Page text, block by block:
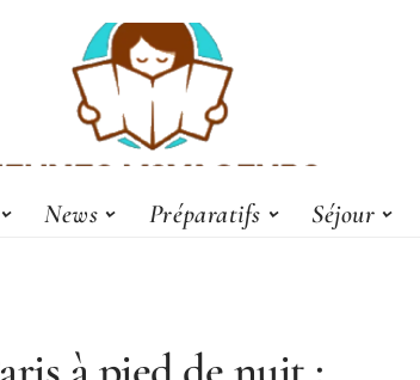
News Préparatifs Séjour